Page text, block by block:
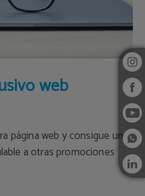
web
página web y consigue un
a otras promociones